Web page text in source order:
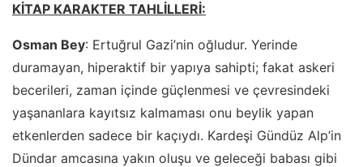
KİTAP KARAKTER TAHLİLLERİ:
Osman Bey: Ertuğrul Gazi’nin oğludur. Yerinde
duramayan, hiperaktif bir yapıya sahipti; fakat askeri
becerileri, zaman içinde güçlenmesi ve çevresindeki
yaşananlara kayıtsız kalmaması onu beylik yapan
etkenlerden sadece bir kaçıydı. Kardeşi Gündüz Alp’in
Dündar amcasına yakın oluşu ve geleceği babası gibi